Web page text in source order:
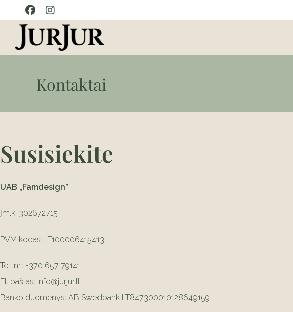
Kontaktai
Susisiekite
UAB „Famdesign”
Įm.k. 302672715
PVM kodas: LT100006415413
Tel. nr.: +370 657 79141
El. paštas: info@jurjur.lt
Banko duomenys: AB Swedbank LT847300010128649159